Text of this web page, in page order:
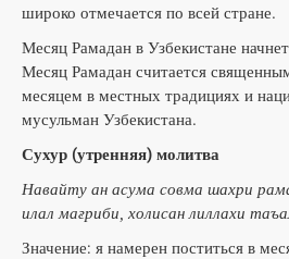
широко отмечается по всей стране.
Месяц Рамадан в Узбекистане
Месяц Рамадан считается
месяцем в местных традициях и
мусульман Узбекистана.
Сухур (утренняя) молитва
Навайту ан асума совма шахри
илал мағриби, холисан лиллахи
Значение: я намерен поститься в